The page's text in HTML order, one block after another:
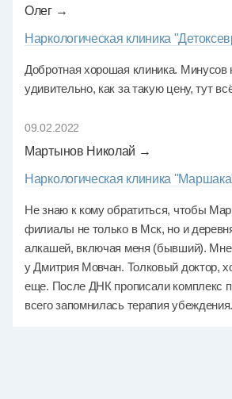
Олег →
Наркологическая клиника
Добротная хорошая клиника.
удивительно, как за такую цену, тут
09.02.2022
Мартынов Николай →
Наркологическая клиника
Не знаю к кому обратиться, чтобы
филиалы не только в Мск, но и
алкашей, включая меня (бывший). Мне
у Дмитрия Мовчан. Толковый доктор,
еще. После ДНК прописали комплекс
всего запомнилась терапия